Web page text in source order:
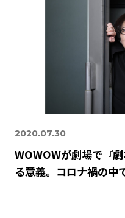
2020.07.30
WOWOWが劇場で『
る意義。コロナ禍の